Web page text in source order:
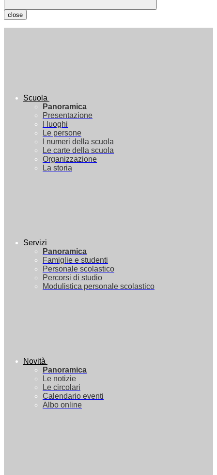
close
Scuola
Panoramica
Presentazione
I luoghi
Le persone
I numeri della scuola
Le carte della scuola
Organizzazione
La storia
Servizi
Panoramica
Famiglie e studenti
Personale scolastico
Percorsi di studio
Modulistica personale scolastico
Novità
Panoramica
Le notizie
Le circolari
Calendario eventi
Albo online